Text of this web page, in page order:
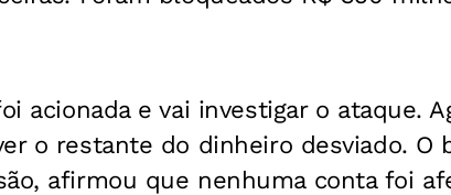
acionada e vai investigar o ataque.
o restante do dinheiro desviado. O
afirmou que nenhuma conta foi